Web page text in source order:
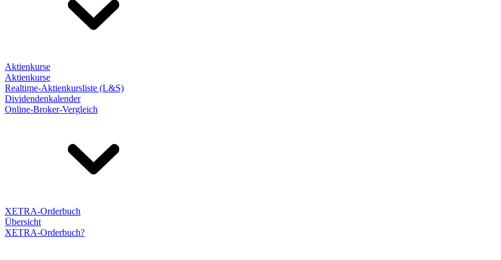
Aktienkurse
Aktienkurse
Realtime-Aktienkursliste (L&S)
Dividendenkalender
Online-Broker-Vergleich
XETRA-Orderbuch
Übersicht
XETRA-Orderbuch?